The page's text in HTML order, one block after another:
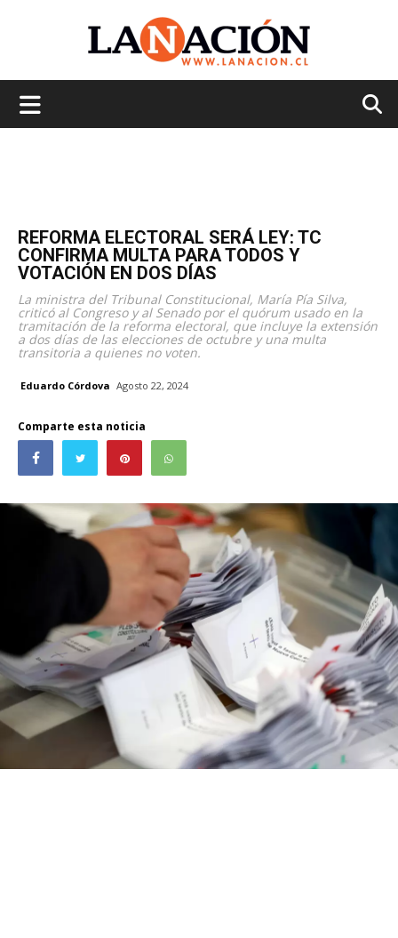
REFORMA ELECTORAL SERÁ LEY: TC
CONFIRMA MULTA PARA TODOS Y
VOTACIÓN EN DOS DÍAS
La ministra del Tribunal Constitucional, María Pía Silva,
criticó al Congreso y al Senado por el quórum usado en la
tramitación de la reforma electoral, que incluye la extensión
a dos días de las elecciones de octubre y una multa
transitoria a quienes no voten.
Eduardo Córdova Agosto 22, 2024
Comparte esta noticia